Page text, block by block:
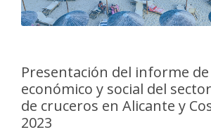
Presentación del informe
económico y social del
de cruceros en Alicante y
2023